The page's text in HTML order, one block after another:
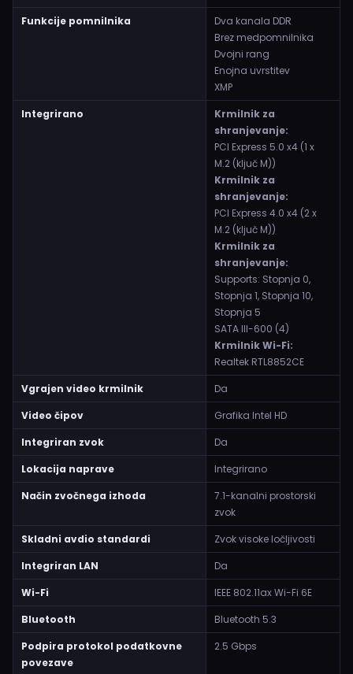
Funkcije pomnilnika
Dva kanala DDR
Brez medpomnilnika
Dvojni rang
Enojna uvrstitev
XMP
Integrirano
Krmilnik za
shranjevanje:
PCI Express 5.0 x4 (1 x
M.2 (ključ M))
Krmilnik za
shranjevanje:
PCI Express 4.0 x4 (2 x
M.2 (ključ M))
Krmilnik za
shranjevanje:
Supports: Stopnja 0,
Stopnja 1, Stopnja 10,
Stopnja 5
SATA III-600 (4)
Krmilnik Wi-Fi:
Realtek RTL8852CE
Vgrajen video krmilnik
Da
Video čipov
Grafika Intel HD
Integriran zvok
Da
Lokacija naprave
Integrirano
Način zvočnega izhoda
7.1-kanalni prostorski
zvok
Skladni avdio standardi
Zvok visoke ločljivosti
Integriran LAN
Da
Wi-Fi
IEEE 802.11ax Wi-Fi 6E
Bluetooth
Bluetooth 5.3
Podpira protokol podatkovne
povezave
2.5 Gbps